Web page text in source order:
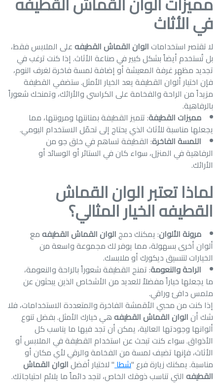
في الأثاث
لا تقتصر استخداماتالوان القماش القطيفهعلى الملابس فقط،
بل تُستخدم أيضاً بشكل كبير في صناعة الأثاث. إذا كنت ترغب في
تجديد مظهر غرفة المعيشة أو إضافة لمسة فاخرة لغرف النوم،
فإن اختيار ألوان القطيفة يعد الخيار الأمثل. ستضفي القطيفة
مزيداً من الراحة والفخامة على الكراسي والأرائك، وتمنحك شعوراً
بالرفاهية.
مميزات القطيفة: تتميز القطيفة بمتانتها ومرونتها، مما
يجعلها مناسبة للأثاث الذي يحتاج إلى تحمّل الاستخدام اليومي.
اللمسة الفاخرة: القطيفة تساهم في خلق جو من
الرفاهية في المنزل، سواء كان في الستائر أو الوسائد أو
الأرائك.
لماذا تعتبر الوان القماش
القطيفه الخيار المثالي؟
مرونة الألوان: يمكنك دمج الوان القماش القطيفهمع
ألوان أخرى بسهولة، مما يوفر لك مجموعة واسعة من
الخيارات لتنسيق ديكورك أو ملابسك.
الراحة والنعومة: تمنح القطيفة شعوراً بالراحة والنعومة،
ما يجعلها خياراً مفضلاً للعديد من الأشخاص الذين يبحثون عن
ملمس دافئ وراقي.
إذا كنت من محبي الأقمشة الفاخرة والمتعددة الاستخدامات، فلا
شك أنالوان القماش القطيفههي خيارك الأمثل. بفضل تنوع
ألوانها وجودتها العالية، يمكن أن تجد فيها ما يناسب كل
الأذواق. سواء كنت تبحث عن استخدام القطيفة في الملابس أو
الأثاث، فإنها تضيف لمسة من الفخامة والرقي لأي مكان أو
مناسبة. يمكنك زيارة فرع "شطا" لاختيار أفضلالوان القماش
القطيفه التي تناسب ذوقك الخاص، لتجد دائماً ما يلائم احتياجاتك.